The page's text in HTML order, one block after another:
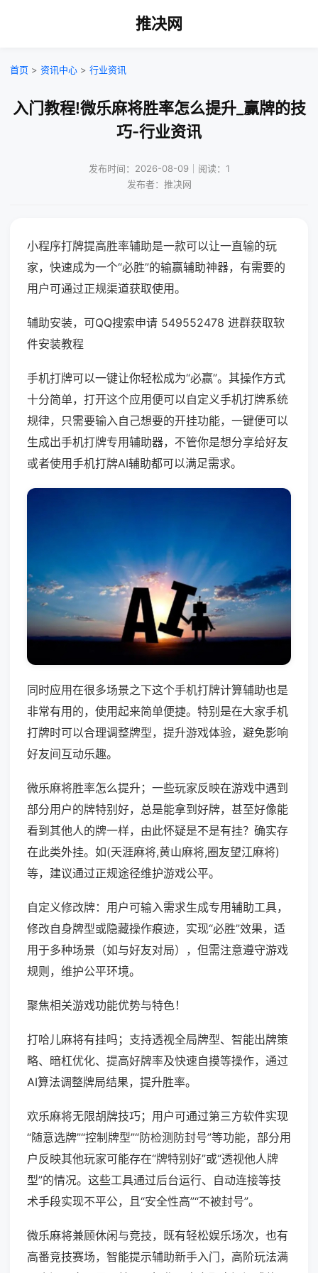
推决网
首页 > 资讯中心 > 行业资讯
入门教程!微乐麻将胜率怎么提升_赢牌的技
巧-行业资讯
发布时间：2026-08-09｜阅读：1
发布者：推决网
小程序打牌提高胜率辅助是一款可以让一直输的玩
家，快速成为一个“必胜”的输赢辅助神器，有需要的
用户可通过正规渠道获取使用。
辅助安装，可QQ搜索申请 549552478 进群获取软
件安装教程
手机打牌可以一键让你轻松成为“必赢”。其操作方式
十分简单，打开这个应用便可以自定义手机打牌系统
规律，只需要输入自己想要的开挂功能，一键便可以
生成出手机打牌专用辅助器，不管你是想分享给好友
或者使用手机打牌AI辅助都可以满足需求。
同时应用在很多场景之下这个手机打牌计算辅助也是
非常有用的，使用起来简单便捷。特别是在大家手机
打牌时可以合理调整牌型，提升游戏体验，避免影响
好友间互动乐趣。
微乐麻将胜率怎么提升；一些玩家反映在游戏中遇到
部分用户的牌特别好，总是能拿到好牌，甚至好像能
看到其他人的牌一样，由此怀疑是不是有挂？确实存
在此类外挂。如(天涯麻将,黄山麻将,圈友望江麻将)
等，建议通过正规途径维护游戏公平。
自定义修改牌：用户可输入需求生成专用辅助工具，
修改自身牌型或隐藏操作痕迹，实现“必胜”效果，适
用于多种场景（如与好友对局），但需注意遵守游戏
规则，维护公平环境。
聚焦相关游戏功能优势与特色！
打哈儿麻将有挂吗；支持透视全局牌型、智能出牌策
略、暗杠优化、提高好牌率及快速自摸等操作，通过
AI算法调整牌局结果，提升胜率。
欢乐麻将无限胡牌技巧；用户可通过第三方软件实现
“随意选牌”“控制牌型”“防检测防封号”等功能，部分用
户反映其他玩家可能存在“牌特别好”或“透视他人牌
型”的情况。这些工具通过后台运行、自动连接等技
术手段实现不平公，且“安全性高”“不被封号”。
微乐麻将兼顾休闲与竞技，既有轻松娱乐场次，也有
高番竞技赛场，智能提示辅助新手入门，高阶玩法满